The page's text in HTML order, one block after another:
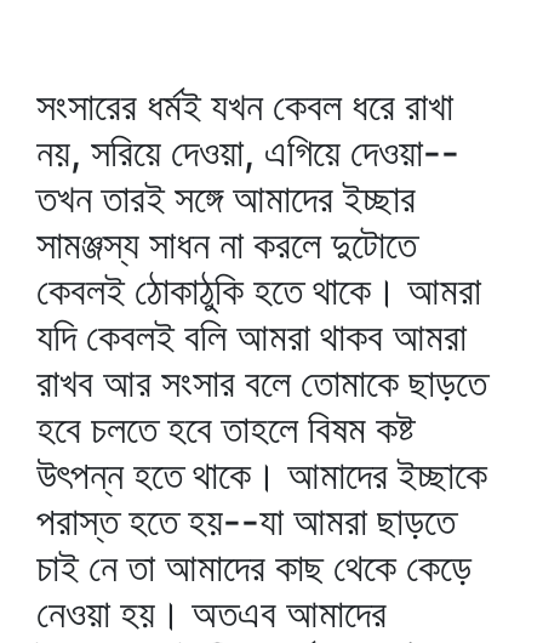
সংসারের ধর্মই যখন কেবল ধরে রাখা
নয়, সরিয়ে দেওয়া, এগিয়ে দেওয়া--
তখন তারই সঙ্গে আমাদের ইচ্ছার
সামঞ্জস্য সাধন না করলে দুটোতে
কেবলই ঠোকাঠুকি হতে থাকে। আমরা
যদি কেবলই বলি আমরা থাকব আমরা
রাখব আর সংসার বলে তোমাকে ছাড়তে
হবে চলতে হবে তাহলে বিষম কষ্ট
উৎপন্ন হতে থাকে। আমাদের ইচ্ছাকে
পরাস্ত হতে হয়--যা আমরা ছাড়তে
চাই নে তা আমাদের কাছ থেকে কেড়ে
নেওয়া হয়। অতএব আমাদের